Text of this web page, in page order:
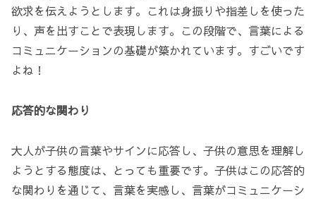
欲求を伝えようとします。これは身振りや指差しを使った
り、声を出すことで表現します。この段階で、言葉による
コミュニケーションの基礎が築かれています。すごいです
よね！
応答的な関わり
大人が子供の言葉やサインに応答し、子供の意思を理解し
ようとする態度は、とっても重要です。子供はこの応答的
な関わりを通じて、言葉を実感し、言葉がコミュニケーシ